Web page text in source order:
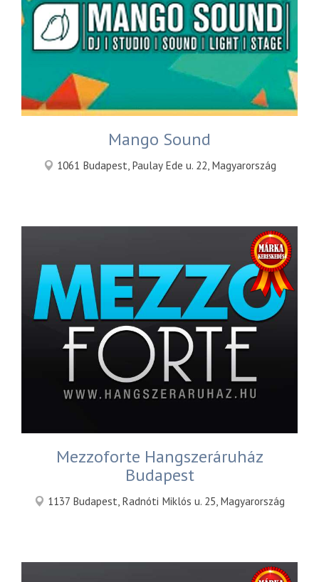
Mango Sound
1061 Budapest, Paulay Ede u. 22, Magyarország
Mezzoforte Hangszeráruház
Budapest
1137 Budapest, Radnóti Miklós u. 25, Magyarország